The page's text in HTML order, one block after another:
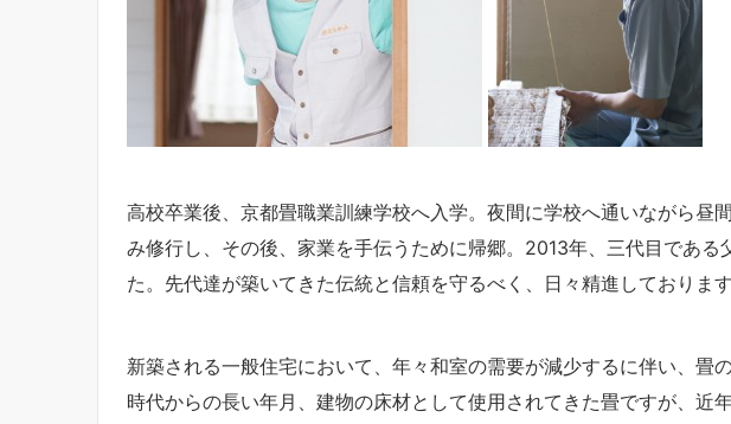
高校卒業後、京都畳職業訓練学校へ入学。夜間に学校へ通いながら昼
み修行し、その後、家業を手伝うために帰郷。2013年、三代目である
た。先代達が築いてきた伝統と信頼を守るべく、日々精進しております
新築される一般住宅において、年々和室の需要が減少するに伴い、畳
時代からの長い年月、建物の床材として使用されてきた畳ですが、近